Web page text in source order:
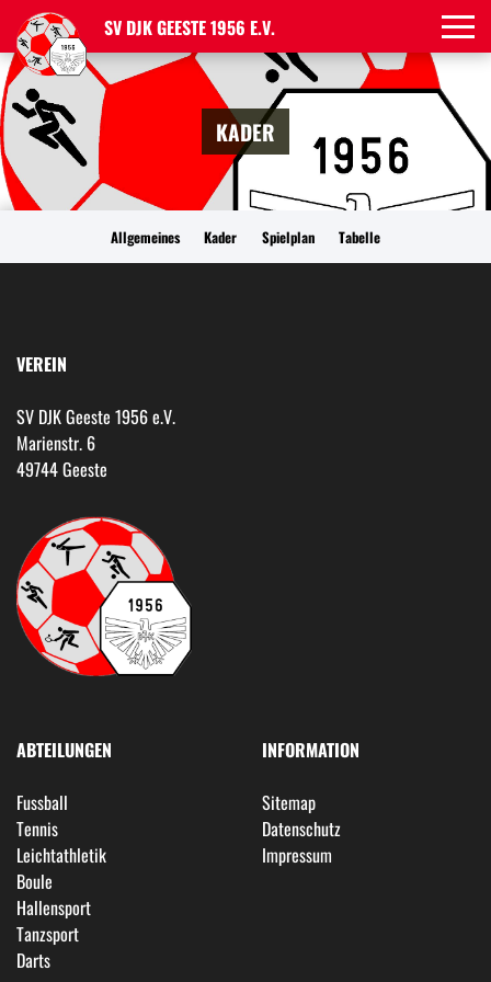
SV DJK GEESTE 1956 E.V.
KADER
Allgemeines Kader Spielplan Tabelle
VEREIN
SV DJK Geeste 1956 e.V.
Marienstr. 6
49744 Geeste
ABTEILUNGEN
Fussball
Tennis
Leichtathletik
Boule
Hallensport
Tanzsport
Darts
INFORMATION
Sitemap
Datenschutz
Impressum